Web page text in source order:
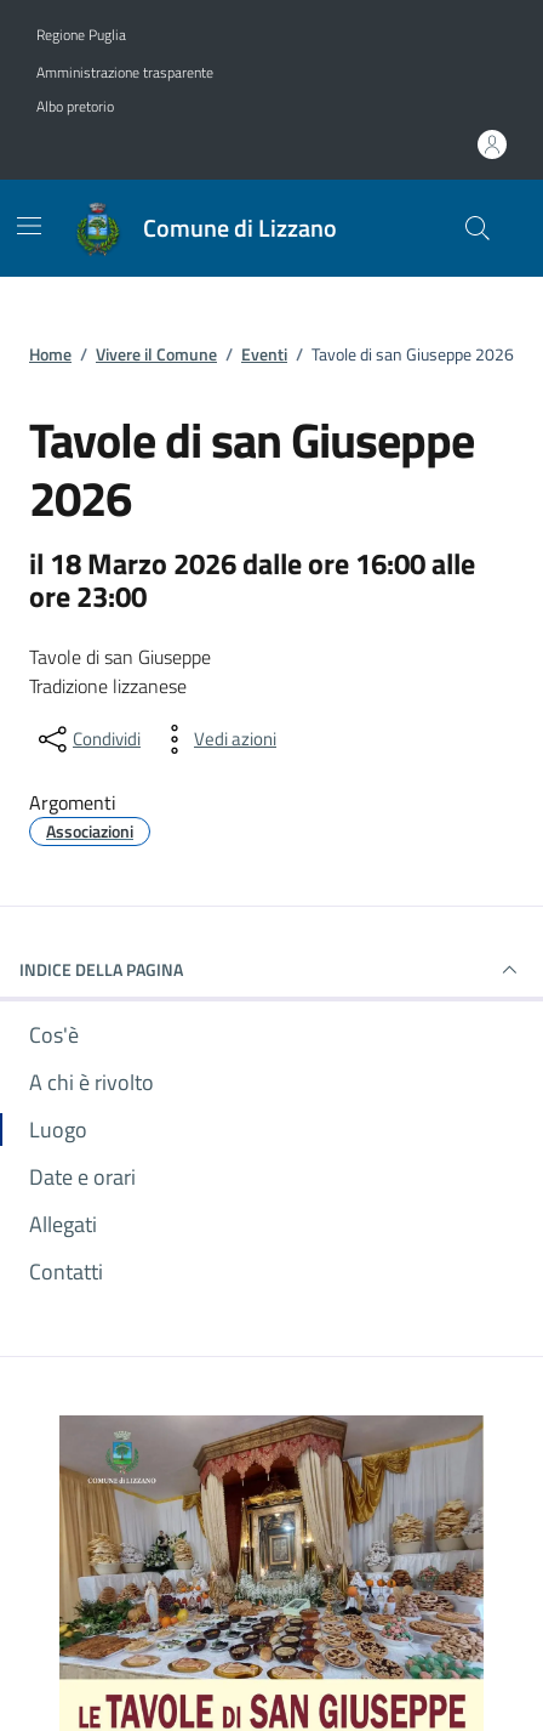
Regione Puglia
Amministrazione trasparente
Albo pretorio
Comune di Lizzano
Home / Vivere il Comune / Eventi / Tavole di san Giuseppe 2026
Tavole di san Giuseppe
2026
il 18 Marzo 2026 dalle ore 16:00 alle
ore 23:00
Tavole di san Giuseppe
Tradizione lizzanese
Condividi Vedi azioni
Argomenti
Associazioni
INDICE DELLA PAGINA
Cos'è
A chi è rivolto
Luogo
Date e orari
Allegati
Contatti